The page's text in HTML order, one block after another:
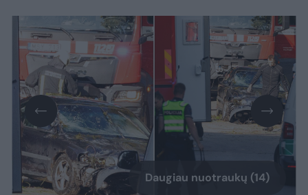
Daugiau nuotraukų (14)